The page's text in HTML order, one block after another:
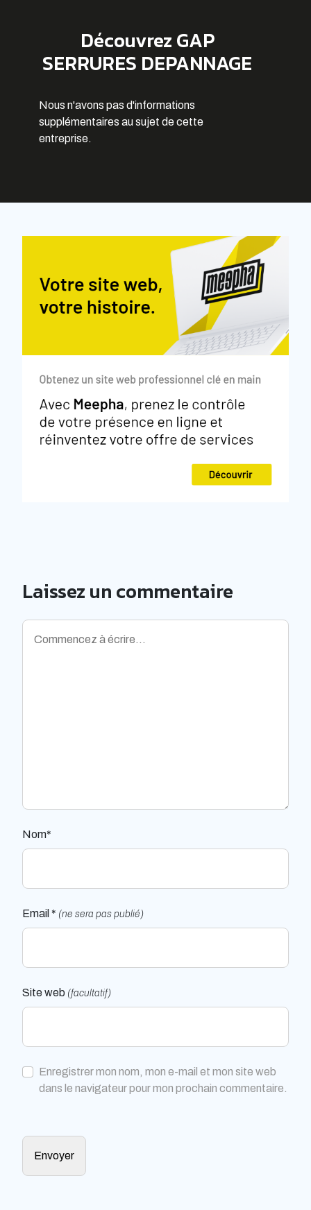
Découvrez GAP
SERRURES DEPANNAGE
Nous n'avons pas d'informations
supplémentaires au sujet de cette
entreprise.
Laissez un commentaire
Nom*
Email * (ne sera pas publié)
Site web (facultatif)
Enregistrer mon nom, mon e-mail et mon site web
dans le navigateur pour mon prochain commentaire.